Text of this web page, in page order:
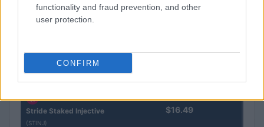
functionality and fraud prevention, and other
user protection.
CONFIRM
Steakhouse EURCV
Morpho Vault
$100,000,000,000,000.00
Epoch Island
Stride Staked Injective
(STINJ)
$16.49